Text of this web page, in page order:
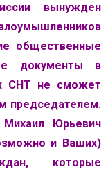
вынужден
общественные
документы в
СНТ не сможет
председателем.
Юрьевич
и Ваших)
которые